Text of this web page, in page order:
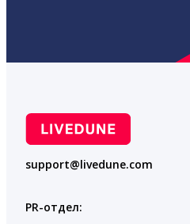
support@livedune.com
PR-отдел: